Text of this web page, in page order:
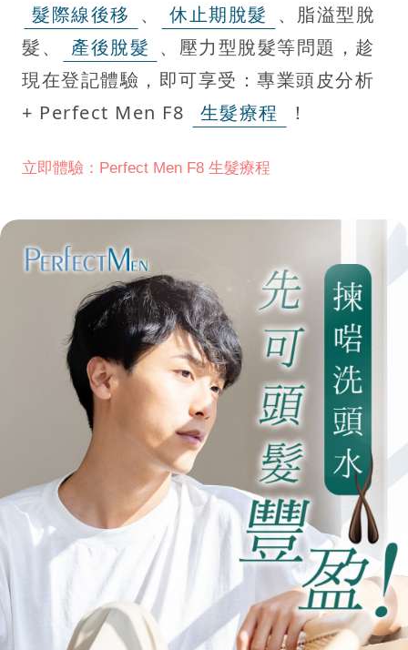
髮際線後移 、 休止期脫髮 、脂溢型脫
髮、
產後脫髮 、壓力型脫髮等問題，趁
現在登記體驗，即可享受：專業頭皮分析
+ Perfect Men F8
生髮療程 ！
立即體驗：Perfect Men F8 生髮療程